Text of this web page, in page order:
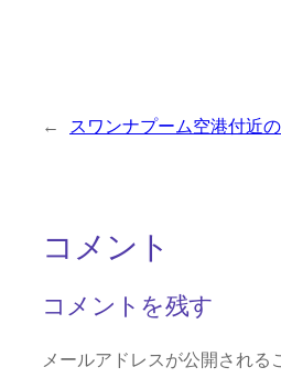
← スワンナプーム空港付近
コメント
コメントを残す
メールアドレスが公開される